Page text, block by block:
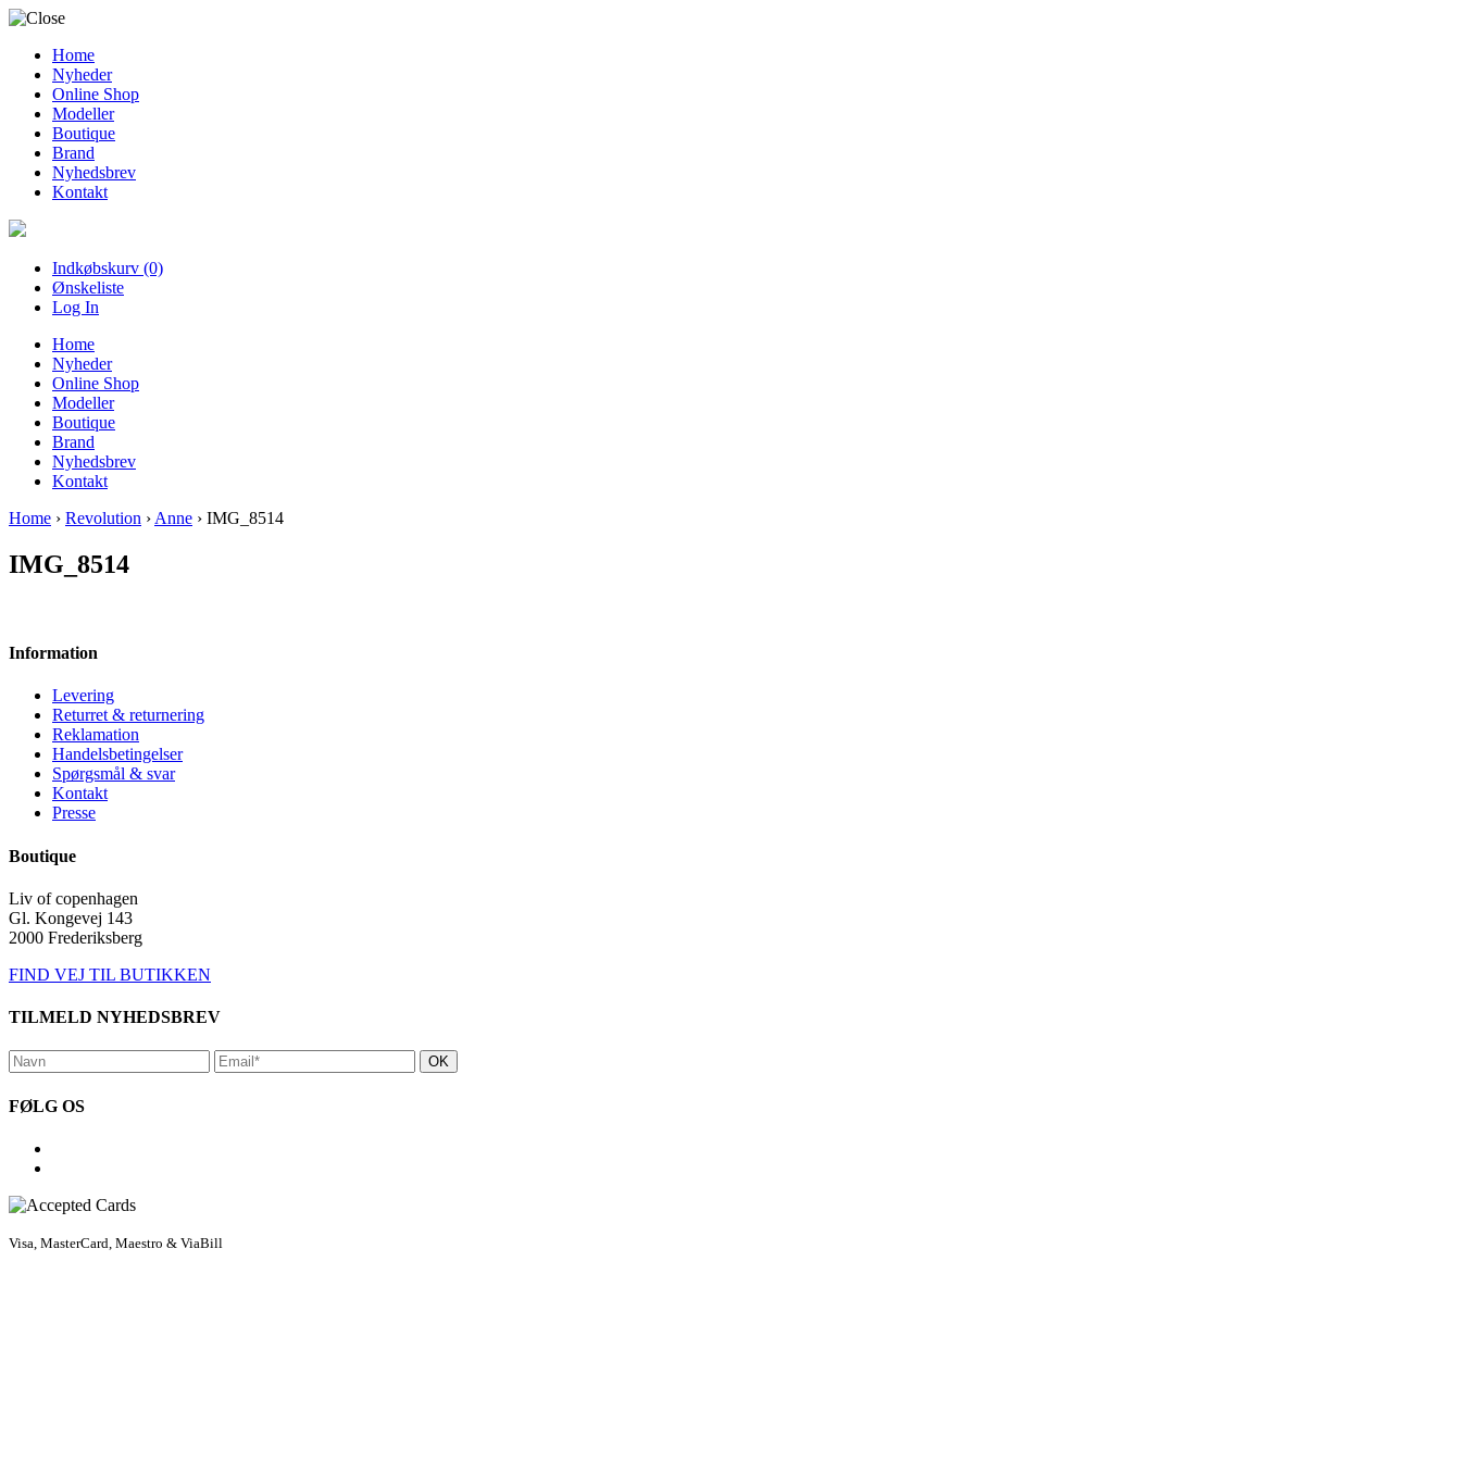
Home
Nyheder
Online Shop
Modeller
Boutique
Brand
Nyhedsbrev
Kontakt
Indkøbskurv (0)
Ønskeliste
Log In
Home
Nyheder
Online Shop
Modeller
Boutique
Brand
Nyhedsbrev
Kontakt
Home › Revolution › Anne › IMG_8514
IMG_8514
Information
Levering
Returret & returnering
Reklamation
Handelsbetingelser
Spørgsmål & svar
Kontakt
Presse
Boutique
Liv of copenhagen
Gl. Kongevej 143
2000 Frederiksberg
FIND VEJ TIL BUTIKKEN
TILMELD NYHEDSBREV
FØLG OS
Visa, MasterCard, Maestro & ViaBill